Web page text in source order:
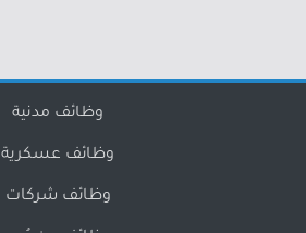
وظائف مدنية
وظائف عسكرية
وظائف شركات